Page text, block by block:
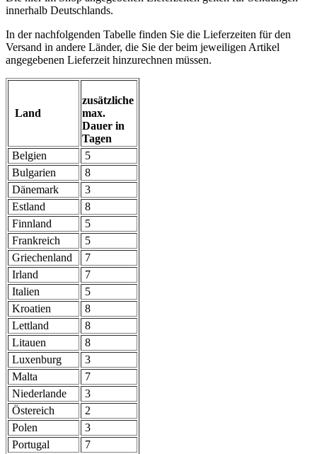
innerhalb Deutschlands.
In der nachfolgenden Tabelle finden Sie die Lieferzeiten für den
Versand in andere Länder, die Sie der beim jeweiligen Artikel
angegebenen Lieferzeit hinzurechnen müssen.
Land
zusätzliche
max.
Dauer in
Tagen
Belgien
5
Bulgarien
8
Dänemark
3
Estland
8
Finnland
5
Frankreich
5
Griechenland
7
Irland
7
Italien
5
Kroatien
8
Lettland
8
Litauen
8
Luxenburg
3
Malta
7
Niederlande
3
Östereich
2
Polen
3
Portugal
7